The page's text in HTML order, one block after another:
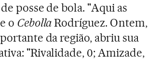
posse de bola. "Aqui as
o CebollaRodríguez. Ontem,
da região, abriu sua
"Rivalidade, 0; Amizade,